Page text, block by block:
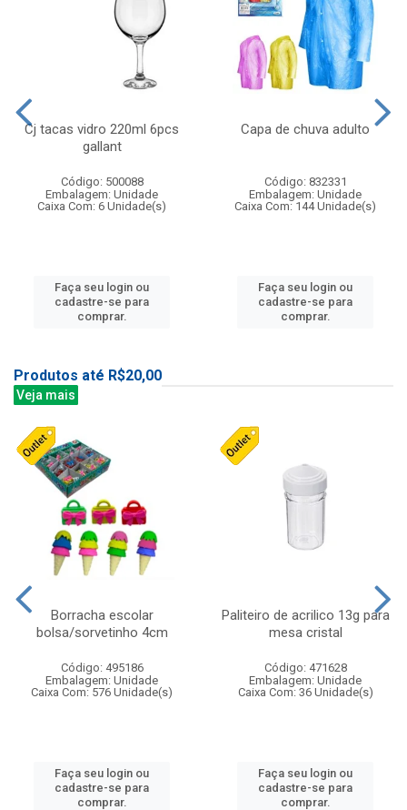
Cj tacas vidro 220ml 6pcs
gallant
Código: 500088
Embalagem: Unidade
Caixa Com: 6 Unidade(s)
Faça seu login ou
cadastre-se para
comprar.
Capa de chuva adulto
Código: 832331
Embalagem: Unidade
Caixa Com: 144 Unidade(s)
Faça seu login ou
cadastre-se para
comprar.
Produtos até R$20,00
Veja mais
Borracha escolar
bolsa/sorvetinho 4cm
Código: 495186
Embalagem: Unidade
Caixa Com: 576 Unidade(s)
Faça seu login ou
cadastre-se para
comprar.
Paliteiro de acrilico 13g para
mesa cristal
Código: 471628
Embalagem: Unidade
Caixa Com: 36 Unidade(s)
Faça seu login ou
cadastre-se para
comprar.